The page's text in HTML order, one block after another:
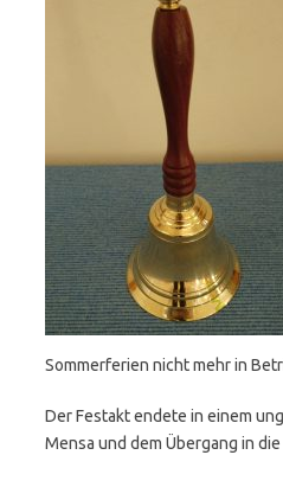
Sommerferien nicht mehr in
Der Festakt endete in einem
Mensa und dem Übergang in